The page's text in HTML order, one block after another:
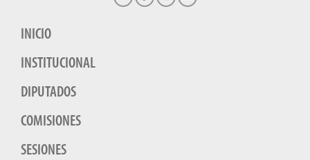
INICIO
INSTITUCIONAL
DIPUTADOS
COMISIONES
SESIONES